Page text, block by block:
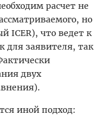
расчет не
но
ICER), что ведет к
для заявителя, так
двух
иной подход: